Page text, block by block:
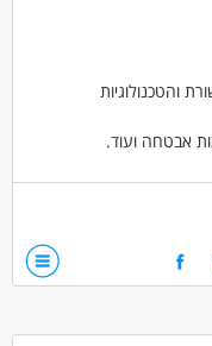
והטכנולוגיות
אבטחה ועוד.